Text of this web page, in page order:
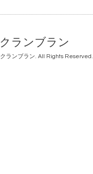
クランブラン
クランブラン. All Rights Reserved.